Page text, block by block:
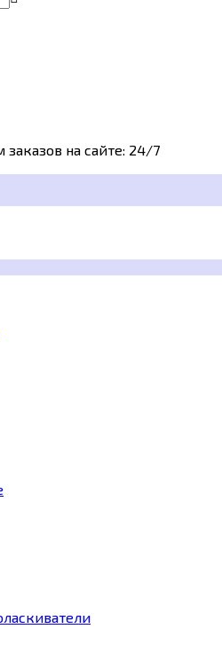
на сайте: 24/7